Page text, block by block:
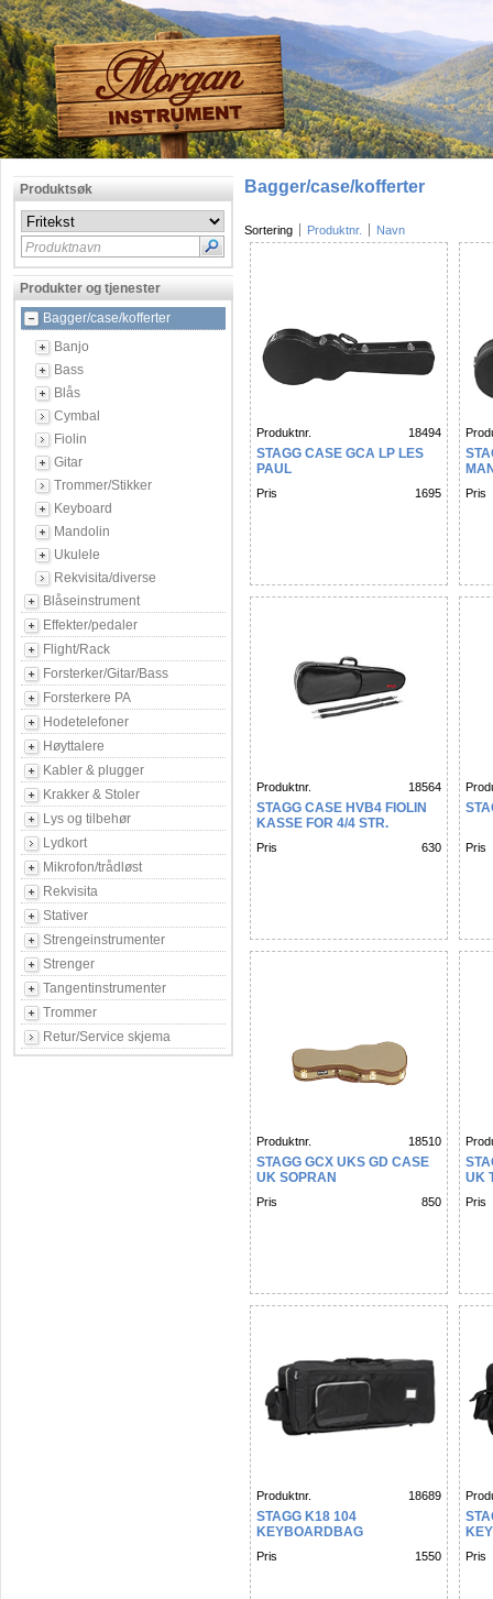
Produktsøk
Produktnavn
Produkter og tjenester
Bagger/case/kofferter
Banjo
Bass
Blås
Cymbal
Fiolin
Gitar
Trommer/Stikker
Keyboard
Mandolin
Ukulele
Rekvisita/diverse
Blåseinstrument
Effekter/pedaler
Flight/Rack
Forsterker/Gitar/Bass
Forsterkere PA
Hodetelefoner
Høyttalere
Kabler & plugger
Krakker & Stoler
Lys og tilbehør
Lydkort
Mikrofon/trådløst
Rekvisita
Stativer
Strengeinstrumenter
Strenger
Tangentinstrumenter
Trommer
Retur/Service skjema
Bagger/case/kofferter
Sortering Produktnr. Navn
Produktnr. 18494
STAGG CASE GCA LP LES
PAUL
Pris 1695 Pris
Produktnr. 18564
STAGG CASE HVB4 FIOLIN
KASSE FOR 4/4 STR.
Pris 630 Pris
Produktnr. 18510
STAGG GCX UKS GD CASE
UK SOPRAN
Pris 850
UK
Pris
Produktnr. 18689
STAGG K18 104
KEYBOARDBAG
Pris 1550 Pris